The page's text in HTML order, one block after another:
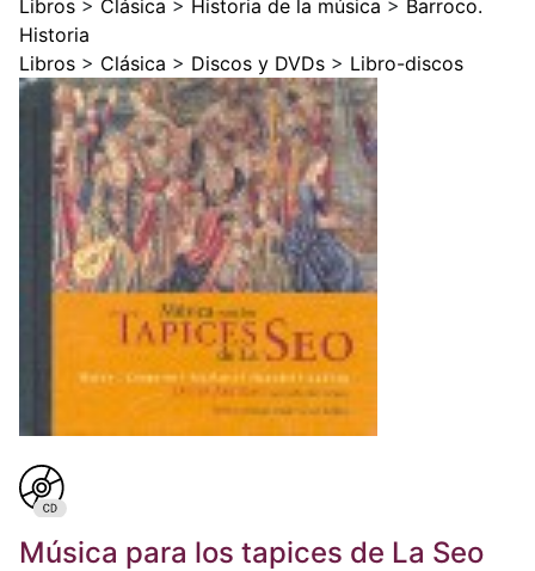
Libros > Clásica > Historia de la música > Barroco.
Historia
Libros > Clásica > Discos y DVDs > Libro-discos
Música para los tapices de La Seo